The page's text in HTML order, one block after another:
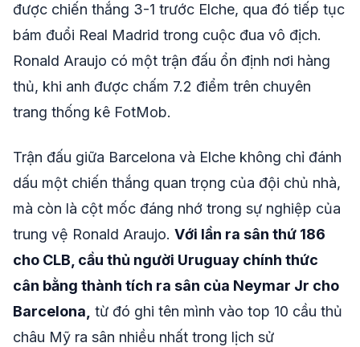
được chiến thắng 3-1 trước Elche, qua đó tiếp tục
bám đuổi Real Madrid trong cuộc đua vô địch.
Ronald Araujo có một trận đấu ổn định nơi hàng
thủ, khi anh được chấm 7.2 điểm trên chuyên
trang thống kê FotMob.
Trận đấu giữa Barcelona và Elche không chỉ đánh
dấu một chiến thắng quan trọng của đội chủ nhà,
mà còn là cột mốc đáng nhớ trong sự nghiệp của
trung vệ Ronald Araujo. Với lần ra sân thứ 186
cho CLB, cầu thủ người Uruguay chính thức
cân bằng thành tích ra sân của Neymar Jr cho
Barcelona, từ đó ghi tên mình vào top 10 cầu thủ
châu Mỹ ra sân nhiều nhất trong lịch sử